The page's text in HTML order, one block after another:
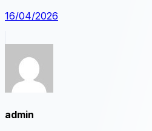
16/04/2026
admin